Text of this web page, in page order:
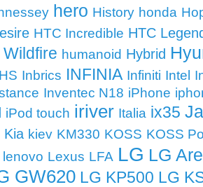
hero History honda
HTC Incredible HTC
humanoid Hybrid
Inbrics INFINIA Infiniti Intel
Inventec N18 iPhone
iPod touch iriver Italia ix35
Kia kiev KM330 KOSS KOSS
lenovo Lexus LFA LG LG
GW620 LG KP500 LG